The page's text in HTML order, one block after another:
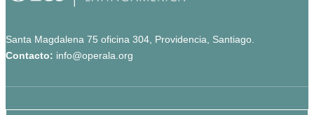
Santa Magdalena 75 oficina 304, Providencia, Santiago.
Contacto: info@operala.org